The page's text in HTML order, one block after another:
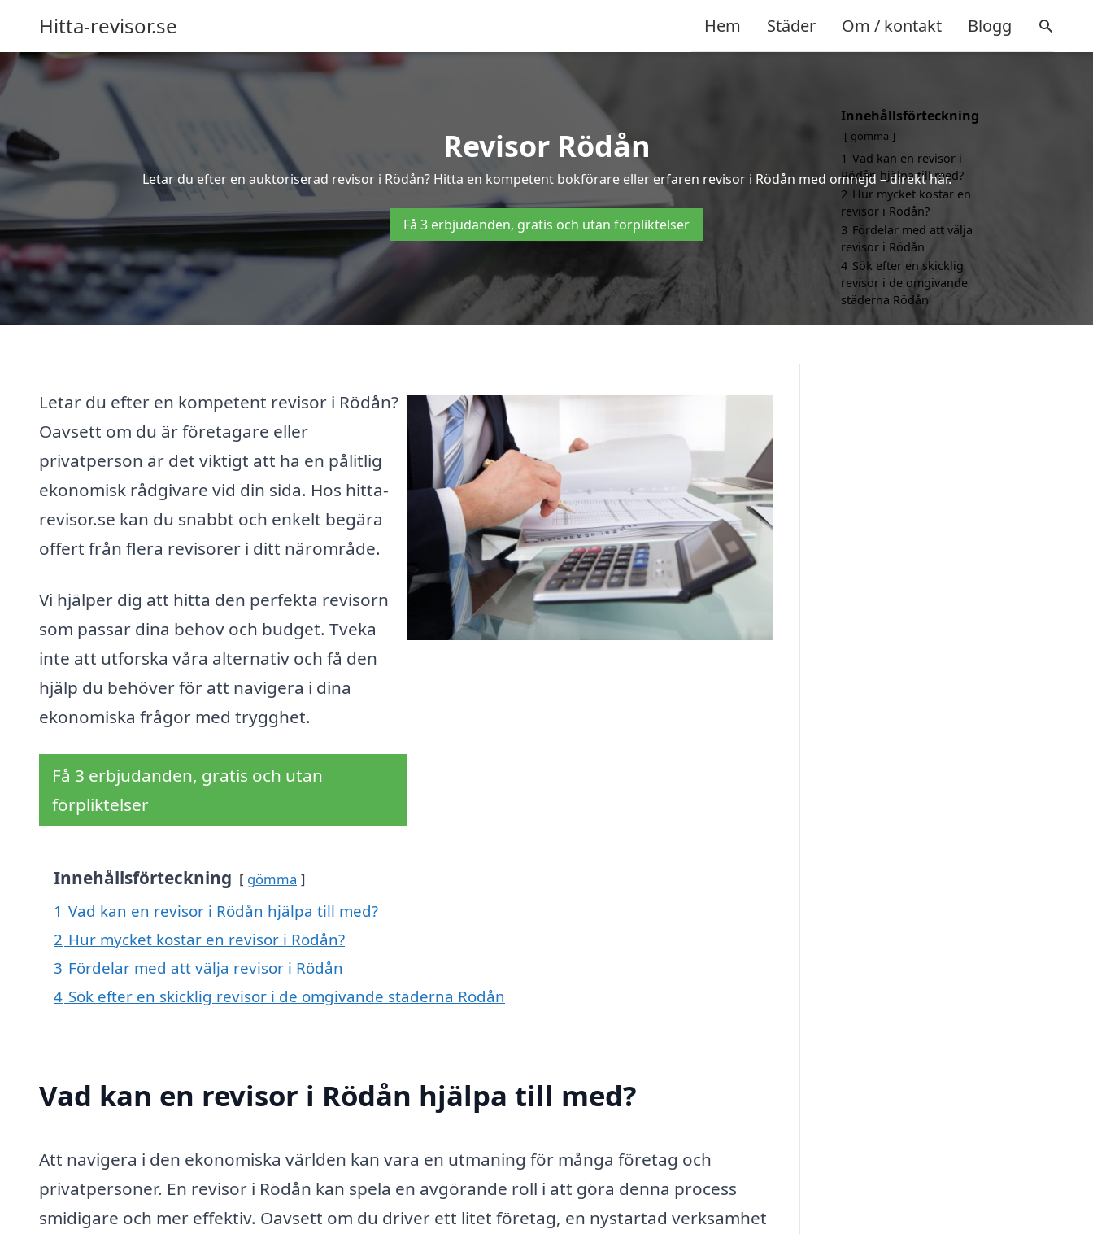
Hitta-revisor.se Hem Städer Om / kontakt Blogg
Revisor Rödån
Letar du efter en auktoriserad revisor i Rödån? Hitta en kompetent bokförare eller erfaren revisor i Rödån med omnejd – direkt här.
Få 3 erbjudanden, gratis och utan förpliktelser
Letar du efter en kompetent revisor i Rödån?
Oavsett om du är företagare eller
privatperson är det viktigt att ha en pålitlig
ekonomisk rådgivare vid din sida. Hos hitta-
revisor.se kan du snabbt och enkelt begära
offert från flera revisorer i ditt närområde.
Vi hjälper dig att hitta den perfekta revisorn
som passar dina behov och budget. Tveka
inte att utforska våra alternativ och få den
hjälp du behöver för att navigera i dina
ekonomiska frågor med trygghet.
Få 3 erbjudanden, gratis och utan
förpliktelser
Innehållsförteckning gömma
1 Vad kan en revisor i Rödån hjälpa till med?
2 Hur mycket kostar en revisor i Rödån?
3 Fördelar med att välja revisor i Rödån
4 Sök efter en skicklig revisor i de omgivande städerna Rödån
Vad kan en revisor i Rödån hjälpa till med?
Att navigera i den ekonomiska världen kan vara en utmaning för många företag och
privatpersoner. En revisor i Rödån kan spela en avgörande roll i att göra denna process
smidigare och mer effektiv. Oavsett om du driver ett litet företag, en nystartad verksamhet
Innehållsförteckning
gömma
1 Vad kan en revisor i
Rödån hjälpa till med?
2 Hur mycket kostar en
revisor i Rödån?
3 Fördelar med att välja
revisor i Rödån
4 Sök efter en skicklig
revisor i de omgivande
städerna Rödån